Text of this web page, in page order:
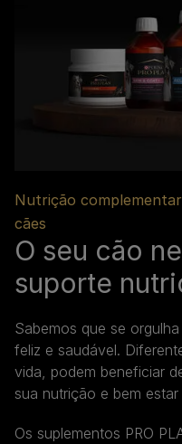
Nutrição complementar
cães
O seu cão
suporte
Sabemos que se
feliz e saudável.
vida, podem beneficiar
sua nutrição e bem estar
Os suplementos PRO